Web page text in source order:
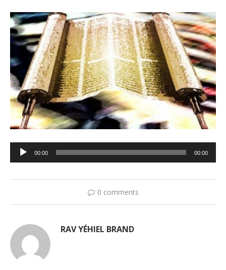
Lecteur
audio
00:00 00:00
0 comments
RAV YÉHIEL BRAND